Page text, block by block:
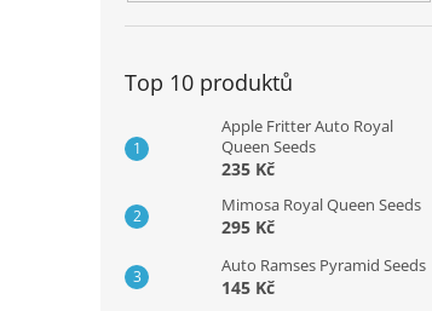
Top 10 produktů
Apple Fritter Auto Royal
Queen Seeds
235 Kč
Mimosa Royal Queen Seeds
295 Kč
Auto Ramses Pyramid Seeds
145 Kč